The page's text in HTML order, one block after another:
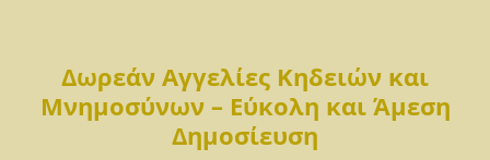
Δωρεάν Αγγελίες Κηδειών και
Μνημοσύνων – Εύκολη και Άμεση
Δημοσίευση